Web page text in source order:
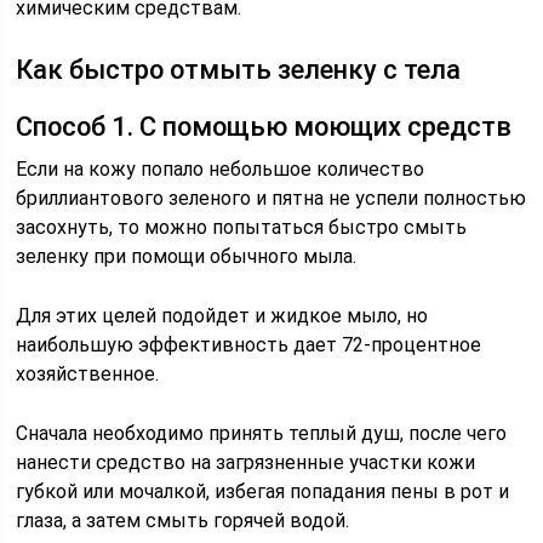
химическим средствам.
Как быстро отмыть зеленку с тела
Способ 1. С помощью моющих средств
Если на кожу попало небольшое количество
бриллиантового зеленого и пятна не успели полностью
засохнуть, то можно попытаться быстро смыть
зеленку при помощи обычного мыла.
Для этих целей подойдет и жидкое мыло, но
наибольшую эффективность дает 72-процентное
хозяйственное.
Сначала необходимо принять теплый душ, после чего
нанести средство на загрязненные участки кожи
губкой или мочалкой, избегая попадания пены в рот и
глаза, а затем смыть горячей водой.